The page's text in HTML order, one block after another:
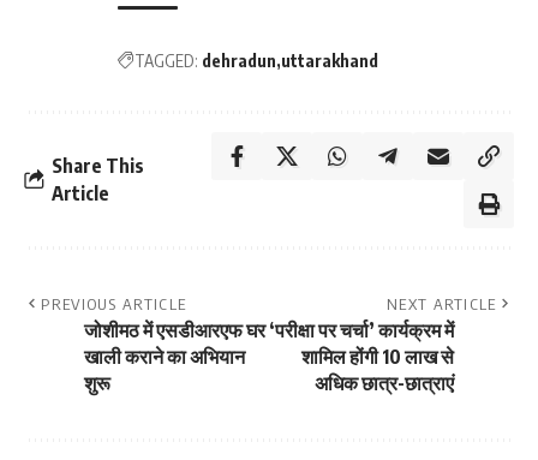
TAGGED: dehradun uttarakhand
Share This
Article
PREVIOUS ARTICLE
जोशीमठ में एसडीआरएफ घर
खाली कराने का अभियान
शुरू
NEXT ARTICLE
‘परीक्षा पर चर्चा’ कार्यक्रम में
शामिल होंगी 10 लाख से
अधिक छात्र-छात्राएं